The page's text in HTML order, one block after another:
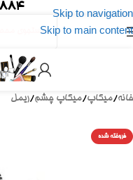
Skip to navigation
Skip to main content
خانه/میکاپ/میکاپ چشم/ریمل
فروخته شده